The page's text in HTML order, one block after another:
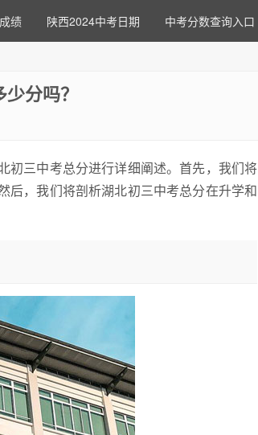
绩 陕西2024中考日期 中考分数查询入口
分吗？
初三中考总分进行详细阐述。首先，我们将
后，我们将剖析湖北初三中考总分在升学和